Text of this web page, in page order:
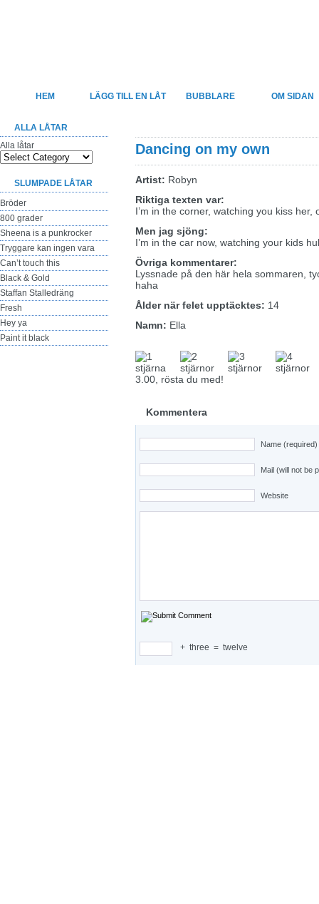
HEM LÄGG TILL EN LÅT BUBBLARE OM SIDAN
ALLA LÅTAR
Alla låtar
SLUMPADE LÅTAR
Bröder
800 grader
Sheena is a punkrocker
Tryggare kan ingen vara
Can’t touch this
Black & Gold
Staffan Stalledräng
Fresh
Hey ya
Paint it black
Dancing on my own
Artist: Robyn
Riktiga texten var:
I’m in the corner, watching you kiss her,
Men jag sjöng:
I’m in the car now, watching your kids
Övriga kommentarer:
Lyssnade på den här hela sommaren,
haha
Ålder när felet upptäcktes: 14
Namn: Ella
3.00, rösta du med!
Kommentera
Name (required)
Mail (will not be
Website
+ three = twelve